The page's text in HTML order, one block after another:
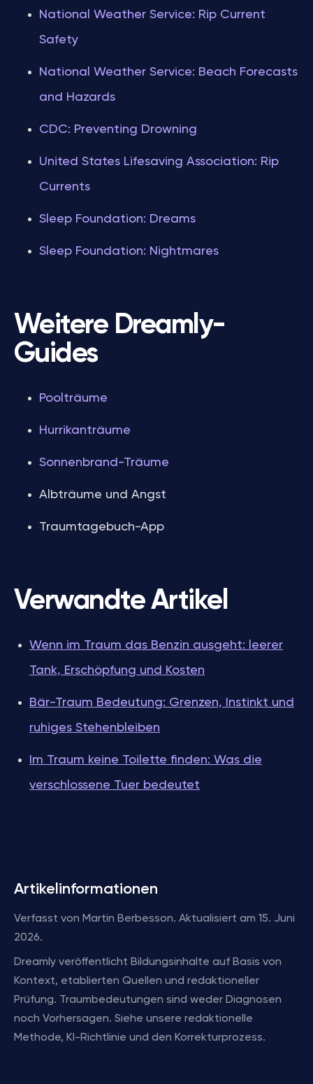
National Weather Service: Rip Current
Safety
National Weather Service: Beach Forecasts
and Hazards
CDC: Preventing Drowning
United States Lifesaving Association: Rip
Currents
Sleep Foundation: Dreams
Sleep Foundation: Nightmares
Weitere Dreamly-
Guides
Poolträume
Hurrikanträume
Sonnenbrand-Träume
Albträume und Angst
Traumtagebuch-App
Verwandte Artikel
Wenn im Traum das Benzin ausgeht: leerer
Tank, Erschöpfung und Kosten
Bär-Traum Bedeutung: Grenzen, Instinkt und
ruhiges Stehenbleiben
Im Traum keine Toilette finden: Was die
verschlossene Tuer bedeutet
Artikelinformationen
Verfasst von Martin Berbesson. Aktualisiert am 15. Juni
2026.
Dreamly veröffentlicht Bildungsinhalte auf Basis von
Kontext, etablierten Quellen und redaktioneller
Prüfung. Traumbedeutungen sind weder Diagnosen
noch Vorhersagen. Siehe unsere redaktionelle
Methode, KI-Richtlinie und den Korrekturprozess.